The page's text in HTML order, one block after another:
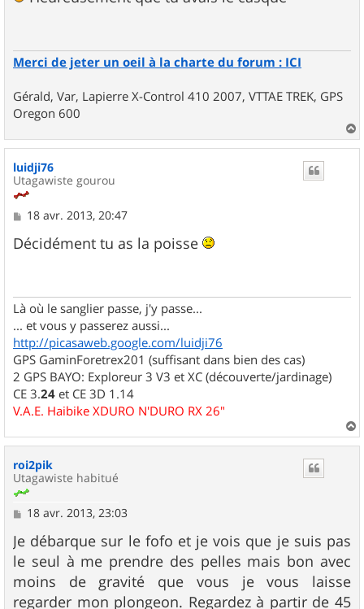
Merci de jeter un oeil à la charte du forum : ICI
Gérald, Var, Lapierre X-Control 410 2007, VTTAE TREK, GPS
Oregon 600
a
luidji76
Utagawiste gourou
M
s
s
18 avr. 2013, 20:47
Décidément tu as la poisse
Là où le sanglier passe, j'y passe...
... et vous y passerez aussi...
http://picasaweb.google.com/luidji76
GPS GaminForetrex201 (suffisant dans bien des cas)
2 GPS BAYO: Exploreur 3 V3 et XC (découverte/jardinage)
CE 3.24 et CE 3D 1.14
V.A.E. Haibike XDURO N'DURO RX 26"
a
roi2pik
Utagawiste habitué
M
s
s
a
g
e
18 avr. 2013, 23:03
Je débarque sur le fofo et je vois que je suis pas
le seul à me prendre des pelles mais bon avec
moins de gravité que vous je vous laisse
regarder mon plongeon. Regardez à partir de 45